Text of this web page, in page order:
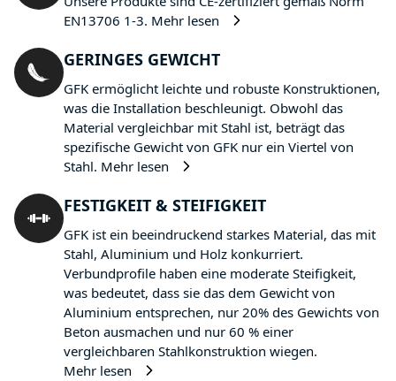
EN13706 1-3. Mehr lesen
GERINGES GEWICHT
GFK ermöglicht leichte und robuste Konstruktionen,
was die Installation beschleunigt. Obwohl das
Material vergleichbar mit Stahl ist, beträgt das
spezifische Gewicht von GFK nur ein Viertel von
Stahl. Mehr lesen
FESTIGKEIT & STEIFIGKEIT
GFK ist ein beeindruckend starkes Material, das mit
Stahl, Aluminium und Holz konkurriert.
Verbundprofile haben eine moderate Steifigkeit,
was bedeutet, dass sie das dem Gewicht von
Aluminium entsprechen, nur 20% des Gewichts von
Beton ausmachen und nur 60 % einer
vergleichbaren Stahlkonstruktion wiegen.
Mehr lesen